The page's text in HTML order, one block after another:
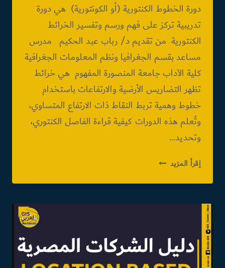
دورة الخطوط الكنتورية (أو الكونتورية) هي دورة
تدريبية تركز على فهم ورسم وتفسير الخرائط
الكنتورية من تقديم د/ رباب عبد الحكيم مدرس
مساعد بقسم الجغرافيا ونظم المعلومات الجغرافية
كلية الآداب جامعة المنصورة المفهوم هي خرائط
تظهر التضاريس الأرضية والارتفاعات باستخدام
خطوط وهمية تربط النقاط ذات الارتفاع المتساوي،
وتُعلم هذه الدورات كيفية قراءة الفاصل الكنتوري،
وتحديد…
إقرأ المزيد دورة
الكونتورية